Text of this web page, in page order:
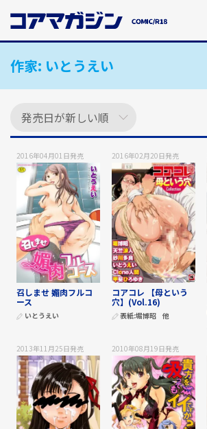
ン
作家: いとうえい
2016年04月01日発売
召しませ 媚肉フルコ
ース
いとうえい
2016年02月20日発売
コアコレ 【母という
穴】(Vol.16)
表紙:堀博昭 他
2013年11月25日発売 2010年08月19日発売